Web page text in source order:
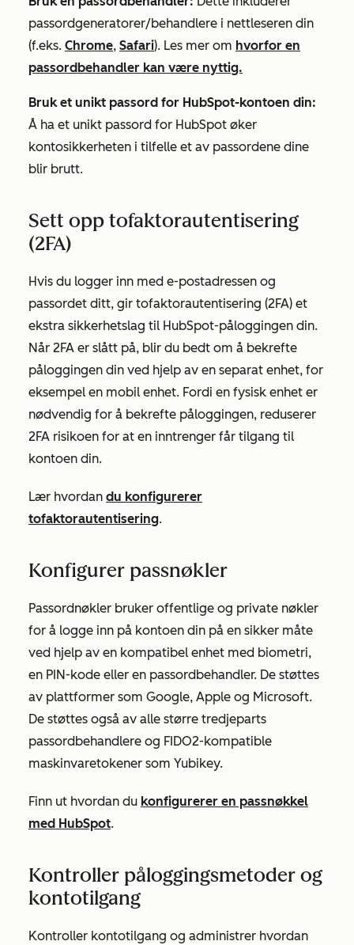
passordgeneratorer/behandlere i nettleseren din
(f.eks. Chrome, Safari). Les mer om hvorfor en
passordbehandler kan være nyttig.
Bruk et unikt passord for HubSpot-kontoen din:
Å ha et unikt passord for HubSpot øker
kontosikkerheten i tilfelle et av passordene dine
blir brutt.
Sett opp tofaktorautentisering
(2FA)
Hvis du logger inn med e-postadressen og
passordet ditt, gir tofaktorautentisering (2FA) et
ekstra sikkerhetslag til HubSpot-påloggingen din.
Når 2FA er slått på, blir du bedt om å bekrefte
påloggingen din ved hjelp av en separat enhet, for
eksempel en mobil enhet. Fordi en fysisk enhet er
nødvendig for å bekrefte påloggingen, reduserer
2FA risikoen for at en inntrenger får tilgang til
kontoen din.
Lær hvordan du konfigurerer
tofaktorautentisering.
Konfigurer passnøkler
Passordnøkler bruker offentlige og private nøkler
for å logge inn på kontoen din på en sikker måte
ved hjelp av en kompatibel enhet med biometri,
en PIN-kode eller en passordbehandler. De støttes
av plattformer som Google, Apple og Microsoft.
De støttes også av alle større tredjeparts
passordbehandlere og FIDO2-kompatible
maskinvaretokener som Yubikey.
Finn ut hvordan du konfigurerer en passnøkkel
med HubSpot.
Kontroller påloggingsmetoder og
kontotilgang
Kontroller kontotilgang og administrer hvordan